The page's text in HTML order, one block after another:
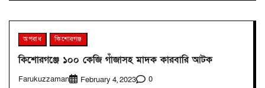
অপরাধ কিশোরগঞ্জ
কিশোরগঞ্জে ১০০ কেজি গাঁজাসহ মাদক কারবারি আটক
Farukuzzaman February 4, 2023 0